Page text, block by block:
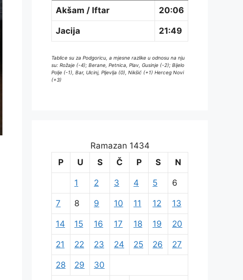
Akšam / Iftar 20:06
Jacija 21:49
Tablice su za Podgoricu, a mjesne razlike u odnosu na nju
su: Rožaje (-4); Berane, Petnica, Plav, Gusinje (-2); Bijelo
Polje (-1), Bar, Ulcinj, Pljevlja (0), Nikšić (+1) Herceg Novi
(+3)
Ramazan 1434
P
U S Č P S N
1 2 3 4 5 6
7 8 9 10 11 12 13
14 15 16 17 18 19 20
21 22 23 24 25 26 27
28 29 30